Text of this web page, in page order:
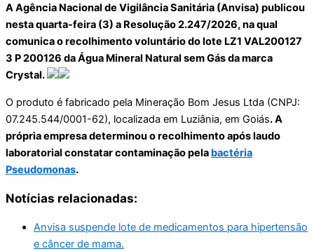
A Agência Nacional de Vigilância Sanitária (Anvisa) publicou
nesta quarta-feira (3) a Resolução 2.247/2026, na qual
comunica o recolhimento voluntário do lote LZ1 VAL200127
3 P 200126 da Água Mineral Natural sem Gás da marca
Crystal.
O produto é fabricado pela Mineração Bom Jesus Ltda (CNPJ:
07.245.544/0001-62), localizada em Luziânia, em Goiás. A
própria empresa determinou o recolhimento após laudo
laboratorial constatar contaminação pela bactéria
Pseudomonas.
Notícias relacionadas:
Anvisa suspende lote de medicamentos para hipertensão
e câncer de mama.